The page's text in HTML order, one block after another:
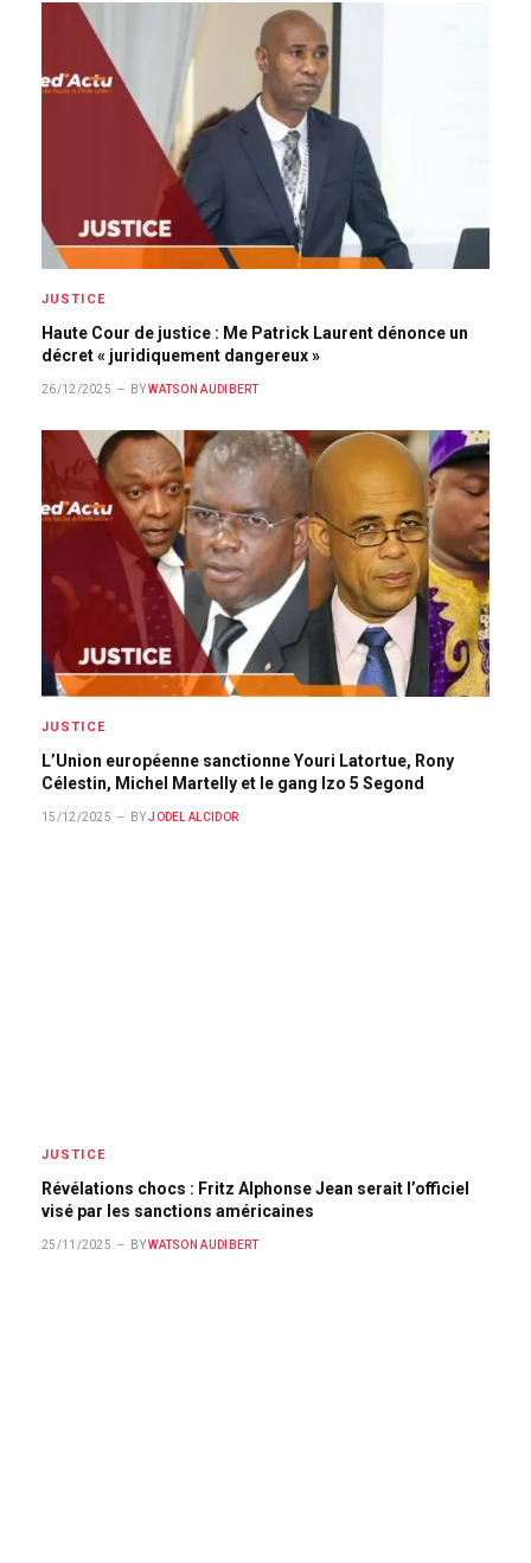
JUSTICE
Haute Cour de justice : Me Patrick Laurent dénonce un
décret « juridiquement dangereux »
26/12/2025 BY WATSON AUDIBERT
JUSTICE
L’Union européenne sanctionne Youri Latortue, Rony
Célestin, Michel Martelly et le gang Izo 5 Segond
15/12/2025 BY JODEL ALCIDOR
JUSTICE
Révélations chocs : Fritz Alphonse Jean serait l’officiel
visé par les sanctions américaines
25/11/2025 BY WATSON AUDIBERT